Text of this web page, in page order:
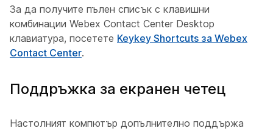
За да получите пълен списък с клавишни
комбинации Webex Contact Center Desktop
клавиатура, посетете Keykey Shortcuts за Webex
Contact Center.
Поддръжка за екранен четец
Настолният компютър допълнително поддържа